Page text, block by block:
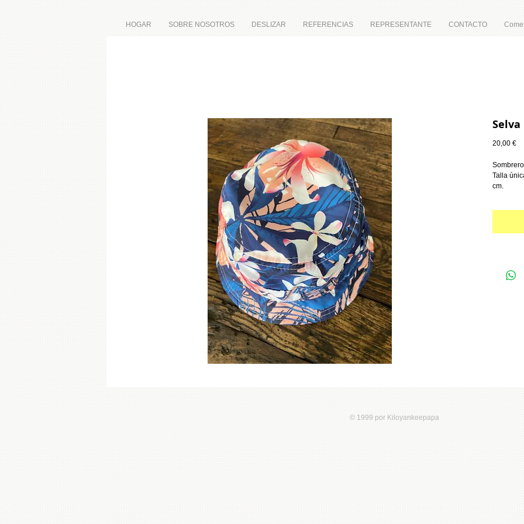
HOGAR SOBRE NOSOTROS DESLIZAR REFERENCIAS REPRESENTANTE CONTACTO
20,00 €
Talla
cm.
© 1999 por Kiloyankeepapa